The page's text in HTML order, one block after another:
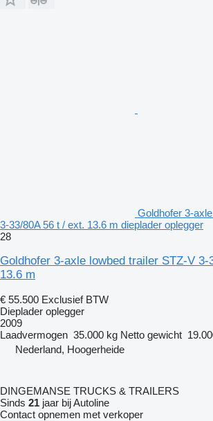
Goldhofer 3-
3-33/80A 56 t / ext. 13.6 m dieplader oplegger
28
Goldhofer 3-axle lowbed trailer STZ-V 3-
13.6 m
€ 55.500 Exclusief BTW
Dieplader oplegger
2009
Laadvermogen 35.000 kg Netto gewicht
Nederland, Hoogerheide
DINGEMANSE TRUCKS & TRAILERS
Sinds 21 jaar bij Autoline
Contact opnemen met verkoper